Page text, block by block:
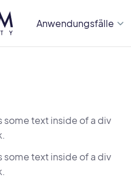
Anwendungsfälle
some text inside of a div
some text inside of a div